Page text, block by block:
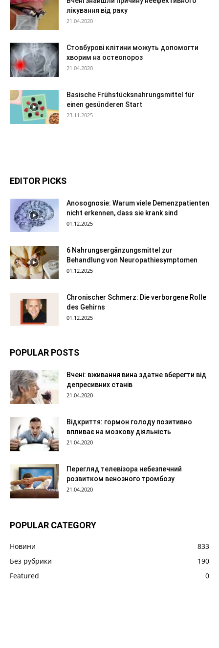
лікування від раку
21.04.2020
Стовбурові клітини можуть допомогти
хворим на остеопороз
21.04.2020
Basische Frühstücksnahrungsmittel für
einen gesünderen Start
23.11.2025
EDITOR PICKS
Anosognosie: Warum viele Demenzpatienten
nicht erkennen, dass sie krank sind
01.12.2025
6 Nahrungsergänzungsmittel zur
Behandlung von Neuropathiesymptomen
01.12.2025
Chronischer Schmerz: Die verborgene Rolle
des Gehirns
01.12.2025
POPULAR POSTS
Вчені: вживання вина здатне вберегти від
депресивних станів
21.04.2020
Відкриття: гормон голоду позитивно
впливає на мозкову діяльність
21.04.2020
Перегляд телевізора небезпечний
розвитком венозного тромбозу
21.04.2020
POPULAR CATEGORY
Новини
833
Без рубрики
190
Featured
0